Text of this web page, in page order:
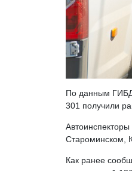
По данным
301 получили
Староминском,
Как ранее